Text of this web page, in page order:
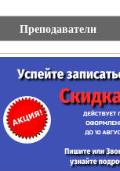
Преподаватели